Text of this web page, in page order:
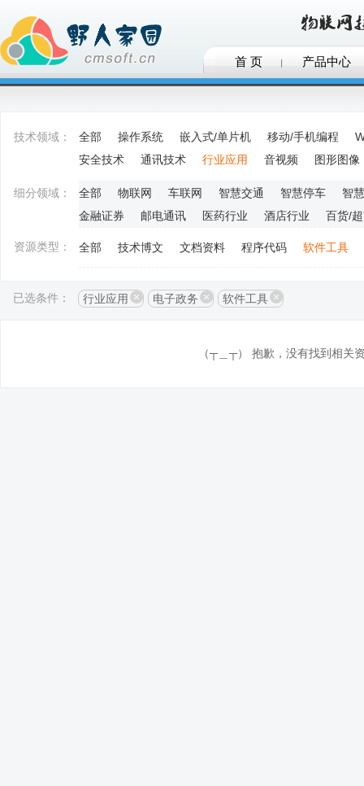
首 页 产品中心
技术领域： 全部 操作系统 嵌入式/单片机 移动/手机编程
安全技术
通讯技术 行业应用 音视频 图形图像
细分领域： 全部 物联网 车联网 智慧交通 智慧停车
智
金融证券
邮电通讯 医药行业 酒店行业 百货/
资源类型： 全部 技术博文 文档资料 程序代码 软件工具
已选条件： 行业应用 电子政务 软件工具
（┬＿┬） 抱歉，没有找到相关